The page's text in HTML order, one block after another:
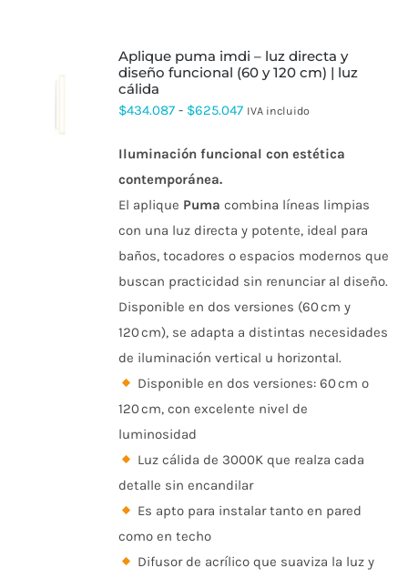
PRODUCTO
TIENE
MÚLTIPLES
PRODUCTO
aplique puma imdi – luz directa y
diseño funcional (60 y 120 cm) | luz
cálida
$434.087 - $625.047Rango
precios:
$434.087
hasta
$625.047
IVA incluido
Iluminación funcional con estética
contemporánea.
El aplique Pumacombina líneas limpias
con una luz directa y potente, ideal para
baños, tocadores o espacios modernos que
buscan practicidad sin renunciar al diseño.
Disponible en dos versiones (60 cm y
120 cm), se adapta a distintas necesidades
de iluminación vertical u horizontal.
Disponible en dos versiones: 60 cm o
120 cm, con excelente nivel de
luminosidad
Luz cálida de 3000K que realza cada
detalle sin encandilar
Es apto para instalar tanto en pared
como en techo
Difusor de acrílico que suaviza la luz y